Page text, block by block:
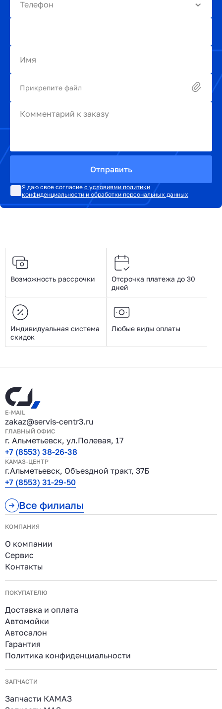
Телефон
Имя
Прикрепите файл
Комментарий к заказу
Отправить
Я даю свое согласие с условиями политики
конфиденциальности и обработки персональных данных
Возможность рассрочки
Отсрочка платежа до 30
дней
Индивидуальная система
скидок
Любые виды оплаты
E-MAIL
zakaz@servis-centr3.ru
ГЛАВНЫЙ ОФИС
г. Альметьевск, ул.Полевая, 17
+7 (8553) 38-26-38
КАМАЗ-ЦЕНТР
г.Альметьевск, Объездной тракт, 37Б
+7 (8553) 31-29-50
Все филиалы
КОМПАНИЯ
О компании
Сервис
Контакты
ПОКУПАТЕЛЮ
Доставка и оплата
Автомойки
Автосалон
Гарантия
Политика конфиденциальности
ЗАПЧАСТИ
Запчасти КАМАЗ